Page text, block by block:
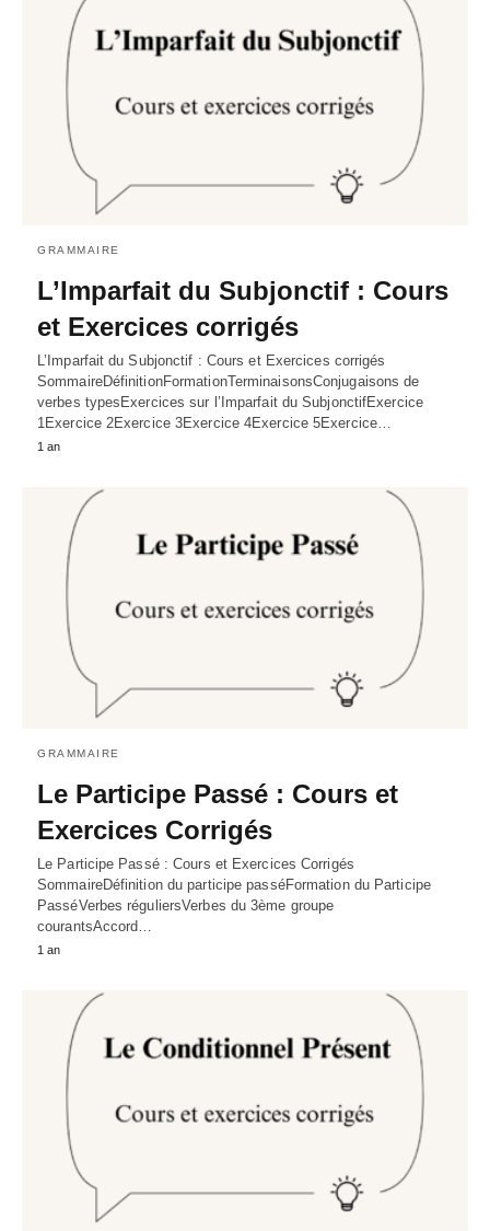
GRAMMAIRE
L’Imparfait du Subjonctif : Cours
et Exercices corrigés
L’Imparfait du Subjonctif : Cours et Exercices corrigés
SommaireDéfinitionFormationTerminaisonsConjugaisons de
verbes typesExercices sur l’Imparfait du SubjonctifExercice
1Exercice 2Exercice 3Exercice 4Exercice 5Exercice…
1 an
GRAMMAIRE
Le Participe Passé : Cours et
Exercices Corrigés
Le Participe Passé : Cours et Exercices Corrigés
SommaireDéfinition du participe passéFormation du Participe
PasséVerbes réguliersVerbes du 3ème groupe
courantsAccord…
1 an